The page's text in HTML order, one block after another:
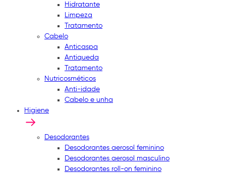
Hidratante
Limpeza
Tratamento
Cabelo
Anticaspa
Antiqueda
Tratamento
Nutricosméticos
Anti-idade
Cabelo e unha
Higiene
Desodorantes
Desodorantes aerosol feminino
Desodorantes aerosol masculino
Desodorantes roll-on feminino